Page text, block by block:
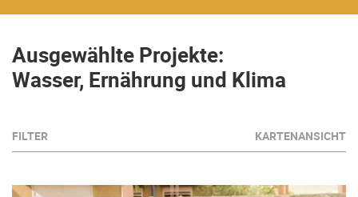
Ausgewählte Projekte:
Wasser, Ernährung und Klima
FILTER KARTENANSICHT